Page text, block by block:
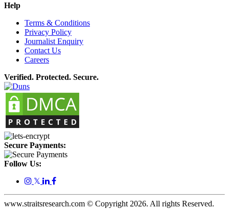
Help
Terms & Conditions
Privacy Policy
Journalist Enquiry
Contact Us
Careers
Verified. Protected. Secure.
Secure Payments:
Follow Us:
𝕏
www.straitsresearch.com © Copyright 2026. All rights Reserved.